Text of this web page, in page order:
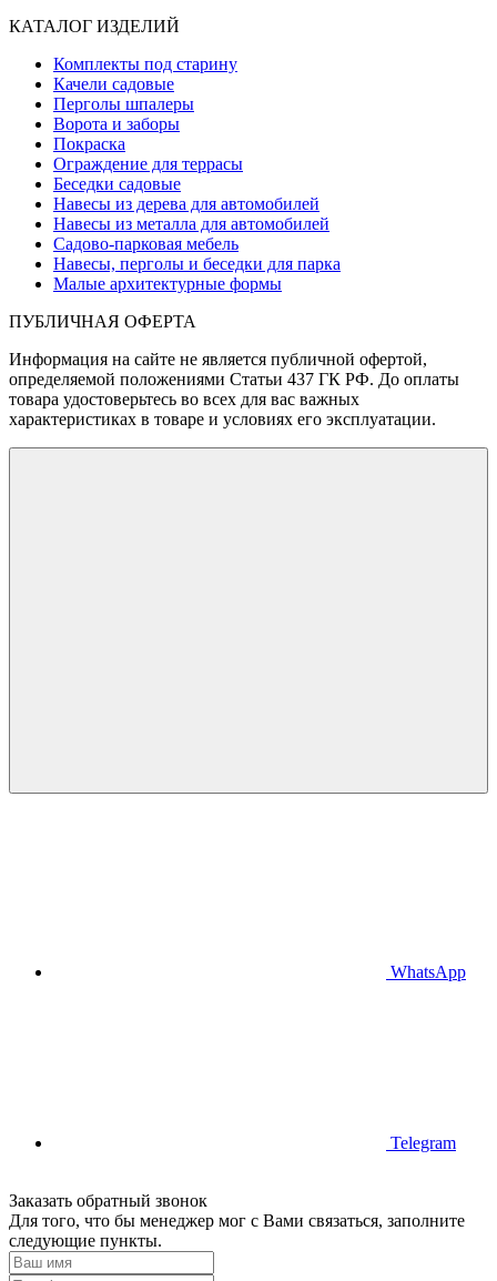
КАТАЛОГ ИЗДЕЛИЙ
Комплекты под старину
Качели садовые
Перголы шпалеры
Ворота и заборы
Покраска
Ограждение для террасы
Беседки садовые
Навесы из дерева для автомобилей
Навесы из металла для автомобилей
Садово-парковая мебель
Навесы, перголы и беседки для парка
Малые архитектурные формы
ПУБЛИЧНАЯ ОФЕРТА
Информация на сайте не является публичной офертой,
определяемой положениями Статьи 437 ГК РФ. До оплаты
товара удостоверьтесь во всех для вас важных
характеристиках в товаре и условиях его эксплуатации.
WhatsApp
Telegram
Заказать обратный звонок
Для того, что бы менеджер мог с Вами связаться, заполните
следующие пункты.